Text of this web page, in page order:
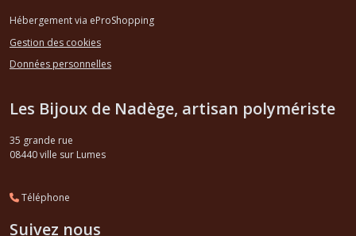
Hébergement via eProShopping
Gestion des cookies
Données personnelles
Les Bijoux de Nadège, artisan polymériste
35 grande rue
08440ville sur Lumes
Téléphone
Suivez nous